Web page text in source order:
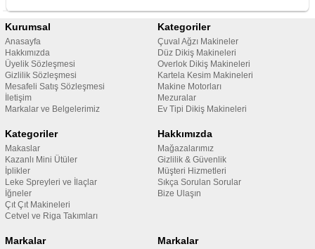
Kurumsal
Anasayfa
Hakkımızda
Üyelik Sözleşmesi
Gizlilik Sözleşmesi
Mesafeli Satış Sözleşmesi
İletişim
Markalar ve Belgelerimiz
Kategoriler
Çuval Ağzı Makineler
Düz Dikiş Makineleri
Overlok Dikiş Makineleri
Kartela Kesim Makineleri
Makine Motorları
Mezuralar
Ev Tipi Dikiş Makineleri
Kategoriler
Makaslar
Kazanlı Mini Ütüler
İplikler
Leke Spreyleri ve İlaçlar
İğneler
Çıt Çıt Makineleri
Cetvel ve Riga Takımları
Hakkımızda
Mağazalarımız
Gizlilik & Güvenlik
Müşteri Hizmetleri
Sıkça Sorulan Sorular
Bize Ulaşın
Markalar Markalar